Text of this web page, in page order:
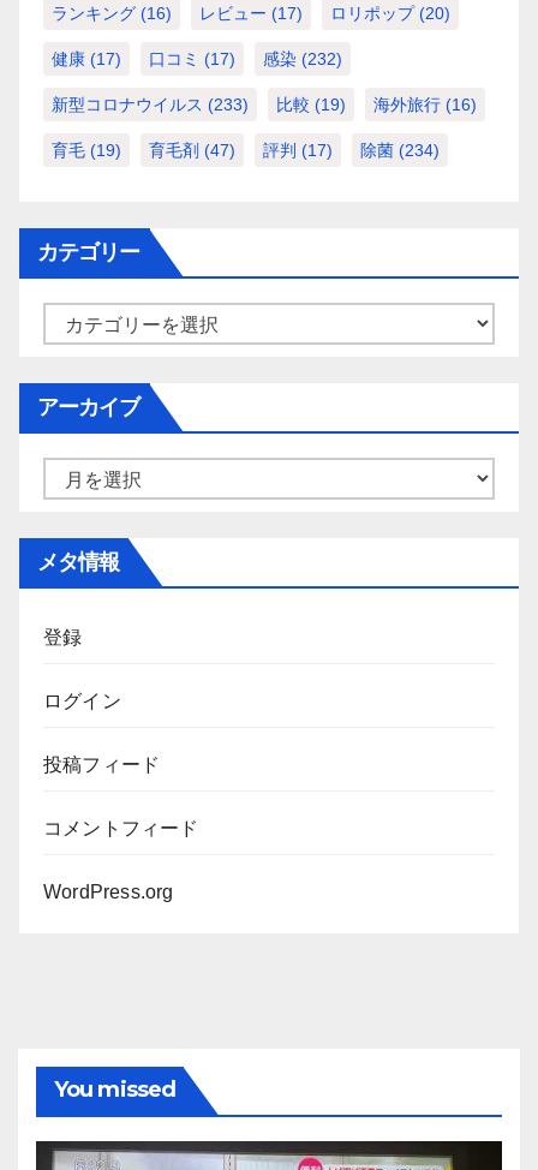
ランキング (16) レビュー (17) ロリポップ(20)
健康 (17) 口コミ (17) 感染 (232)
新型コロナウイルス (233) 比較 (19) 海外旅行 (16)
育毛 (19) 育毛剤 (47) 評判 (17) 除菌 (234)
カテゴリー
ー
アーカイブ
メタ情報
登録
ログイン
投稿フィード
コメントフィード
WordPress.org
You missed